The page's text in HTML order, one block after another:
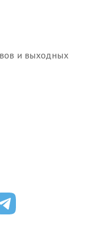
и выходных